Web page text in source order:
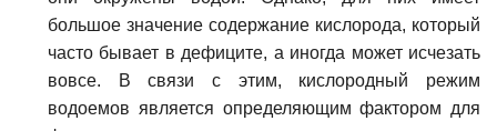
большое значение содержание кислорода, который
часто бывает в дефиците, а иногда может исчезать
вовсе. В связи с этим, кислородный режим
водоемов является определяющим фактором для